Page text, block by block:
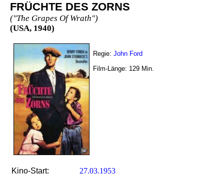
FRÜCHTE DES ZORNS
("The Grapes Of Wrath")
(USA, 1940)
Regie: John Ford
Film-Länge: 129 Min.
Kino-Start:
27.03.1953